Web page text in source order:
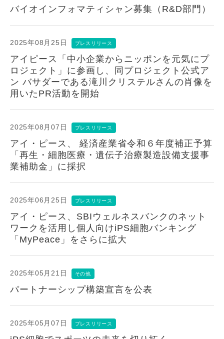
バイオインフォマティシャン募集（R&D部門）
アイピース「中⼩企業からニッポンを元気にプ
ロジェクト」に参画し、同プロジェクト公式ア
ン バサダーである滝川クリステルさんの肖像を
⽤いたPR活動を開始
2025年08月25日 プレスリリース
アイ・ピース、 経済産業省令和６年度補正予算
「再生・細胞医療・遺伝子治療製造設備支援事
業補助金」に採択
2025年08月07日 プレスリリース
アイ・ピース、SBIウェルネスバンクのネット
ワークを活用し個人向けiPS細胞バンキング
「MyPeace」をさらに拡大
2025年06月25日 プレスリリース
パートナーシップ構築宣言を公表
2025年05月21日 その他
2025年05月07日 プレスリリース